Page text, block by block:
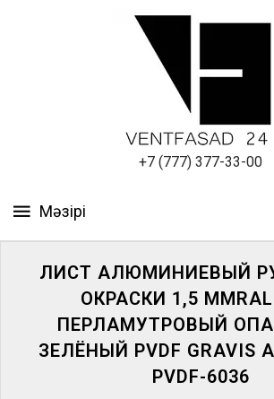
+7 (777) 377-33-00
ПАНЕЛИ
ЛИСТ АЛЮМИНИЕВЫЙ
ОКРАСКИ 1,5 ММRAL
ПЕРЛАМУТРОВЫЙ
ЗЕЛЁНЫЙ PVDF GRAVIS
PVDF-6036